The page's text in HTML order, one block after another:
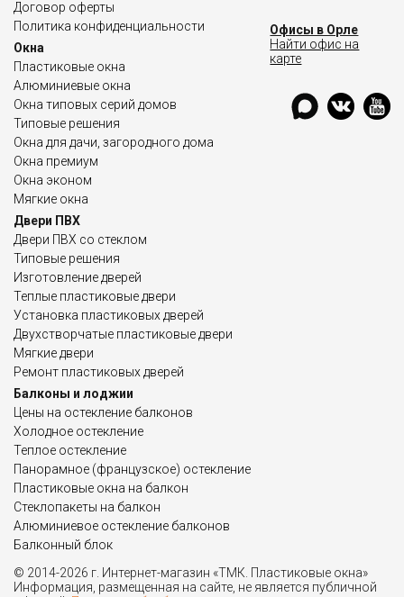
Договор оферты
Политика конфиденциальности
Окна
Пластиковые окна
Алюминиевые окна
Окна типовых серий домов
Типовые решения
Окна для дачи, загородного дома
Окна премиум
Окна эконом
Мягкие окна
Двери ПВХ
Двери ПВХ со стеклом
Типовые решения
Изготовление дверей
Теплые пластиковые двери
Установка пластиковых дверей
Двухстворчатые пластиковые двери
Мягкие двери
Ремонт пластиковых дверей
Балконы и лоджии
Цены на остекление балконов
Холодное остекление
Теплое остекление
Панорамное (французское) остекление
Пластиковые окна на балкон
Стеклопакеты на балкон
Алюминиевое остекление балконов
Балконный блок
Офисы в Орле
Найти офис на
карте
© 2014-2026 г. Интернет-магазин «ТМК. Пластиковые окна»
Информация, размещенная на сайте, не является публичной